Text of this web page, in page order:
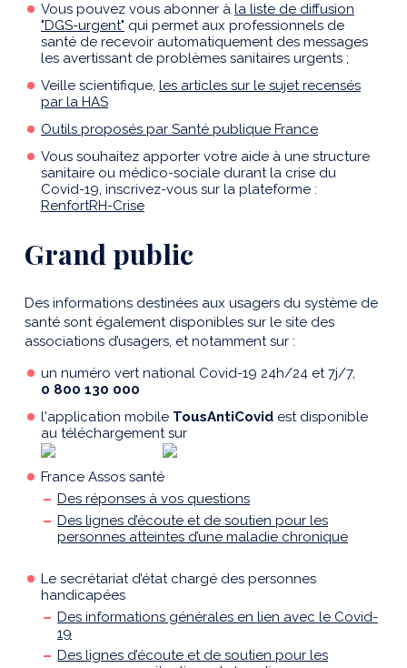
Vous pouvez vous abonner à la liste de diffusion
"DGS-urgent" qui permet aux professionnels de
santé de recevoir automatiquement des messages
les avertissant de problèmes sanitaires urgents ;
Veille scientifique, les articles sur le sujet recensés
par la HAS
Outils proposés par Santé publique France
Vous souhaitez apporter votre aide à une structure
sanitaire ou médico-sociale durant la crise du
Covid-19, inscrivez-vous sur la plateforme :
RenfortRH-Crise
Grand public
Des informations destinées aux usagers du système de
santé sont également disponibles sur le site des
associations d’usagers, et notamment sur :
un numéro vert national Covid-19 24h/24 et 7j/7,
0 800 130 000
l'application mobile TousAntiCovid est disponible
au téléchargement sur
France Assos santé
Des réponses à vos questions
Des lignes d’écoute et de soutien pour les
personnes atteintes d’une maladie chronique
Le secrétariat d’état chargé des personnes
handicapées
Des informations générales en lien avec le Covid-
19
Des lignes d’écoute et de soutien pour les